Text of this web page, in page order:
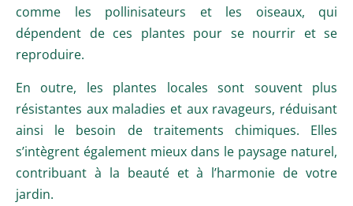
comme les pollinisateurs et les oiseaux, qui
dépendent de ces plantes pour se nourrir et se
reproduire.
En outre, les plantes locales sont souvent plus
résistantes aux maladies et aux ravageurs, réduisant
ainsi le besoin de traitements chimiques. Elles
s’intègrent également mieux dans le paysage naturel,
contribuant à la beauté et à l’harmonie de votre
jardin.